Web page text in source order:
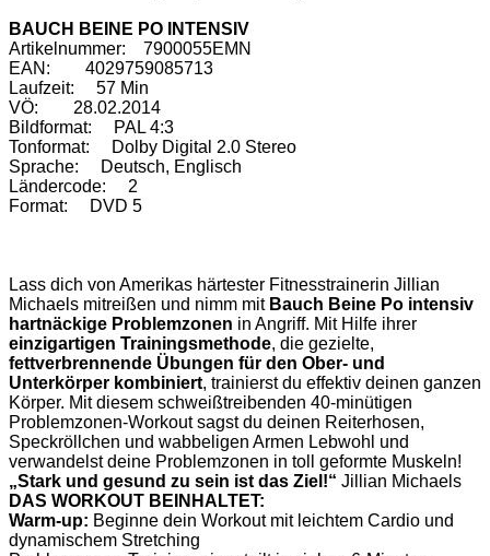
BAUCH BEINE PO INTENSIV
Artikelnummer: 7900055EMN
EAN: 4029759085713
Laufzeit: 57 Min
VÖ: 28.02.2014
Bildformat: PAL 4:3
Tonformat: Dolby Digital 2.0 Stereo
Sprache: Deutsch, Englisch
Ländercode: 2
Format: DVD 5
Lass dich von Amerikas härtester Fitnesstrainerin Jillian
Michaels mitreißen und nimm mit Bauch Beine Po intensiv
hartnäckige Problemzonen in Angriff. Mit Hilfe ihrer
einzigartigen Trainingsmethode, die gezielte,
fettverbrennende Übungen für den Ober- und
Unterkörper kombiniert, trainierst du effektiv deinen ganzen
Körper. Mit diesem schweißtreibenden 40-minütigen
Problemzonen-Workout sagst du deinen Reiterhosen,
Speckröllchen und wabbeligen Armen Lebwohl und
verwandelst deine Problemzonen in toll geformte Muskeln!
„Stark und gesund zu sein ist das Ziel!“ Jillian Michaels
DAS WORKOUT BEINHALTET:
Warm-up: Beginne dein Workout mit leichtem Cardio und
dynamischem Stretching